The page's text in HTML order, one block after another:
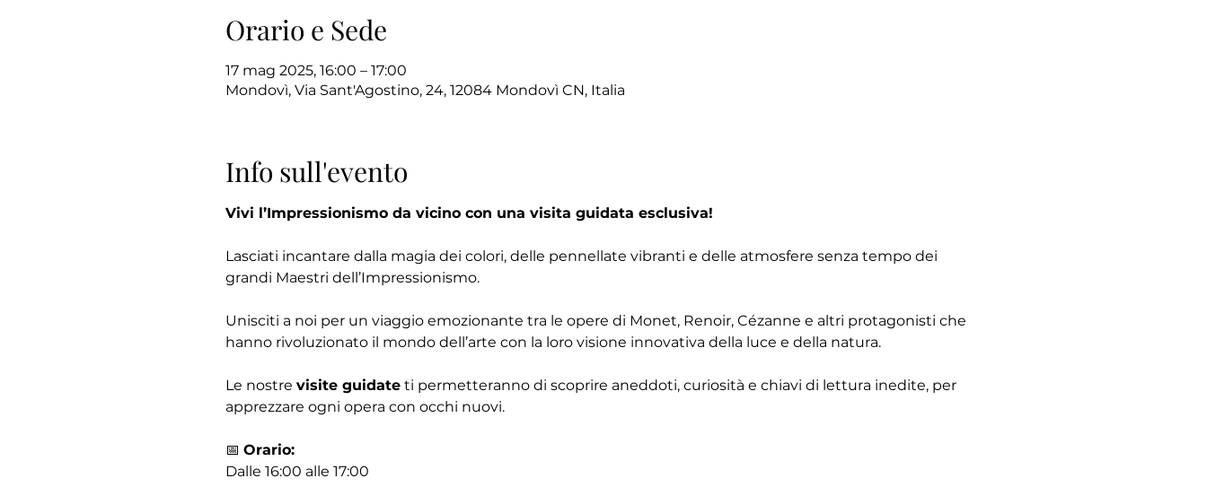
Orario e Sede
17 mag 2025, 16:00 – 17:00
Mondovì, Via Sant'Agostino, 24, 12084 Mondovì CN, Italia
Info sull'evento
Vivi l’Impressionismo da vicino con una visita guidata esclusiva!
Lasciati incantare dalla magia dei colori, delle pennellate vibranti e delle atmosfere senza tempo dei
grandi Maestri dell’Impressionismo.
Unisciti a noi per un viaggio emozionante tra le opere di Monet, Renoir, Cézanne e altri protagonisti che
hanno rivoluzionato il mondo dell’arte con la loro visione innovativa della luce e della natura.
Le nostre visite guidate ti permetteranno di scoprire aneddoti, curiosità e chiavi di lettura inedite, per
apprezzare ogni opera con occhi nuovi.
📅 Orario:
Dalle 16:00 alle 17:00